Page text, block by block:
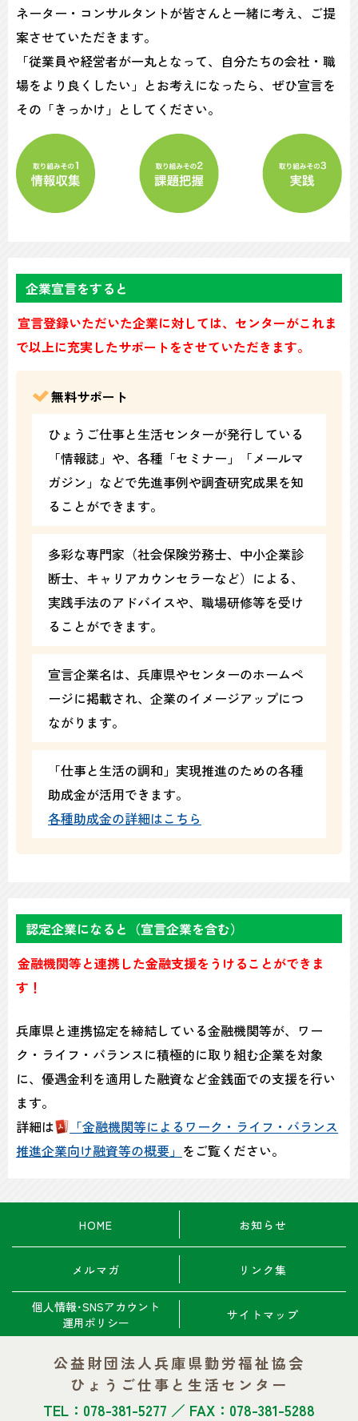
ネーター・コンサルタントが皆さんと一緒に考え、ご提
案させていただきます。
「従業員や経営者が一丸となって、自分たちの会社・職
場をより良くしたい」とお考えになったら、ぜひ宣言を
その「きっかけ」としてください。
企業宣言をすると
宣言登録いただいた企業に対しては、センターがこれま
で以上に充実したサポートをさせていただきます。
無料サポート
ひょうご仕事と生活センターが発行している
「情報誌」や、各種「セミナー」「メールマ
ガジン」などで先進事例や調査研究成果を知
ることができます。
多彩な専門家（社会保険労務士、中小企業診
断士、キャリアカウンセラーなど）による、
実践手法のアドバイスや、職場研修等を受け
ることができます。
宣言企業名は、兵庫県やセンターのホームペ
ージに掲載され、企業のイメージアップにつ
ながります。
「仕事と生活の調和」実現推進のための各種
助成金が活用できます。
各種助成金の詳細はこちら
認定企業になると（宣言企業を含む）
金融機関等と連携した金融支援をうけることができま
す！
兵庫県と連携協定を締結している金融機関等が、ワー
ク・ライフ・バランスに積極的に取り組む企業を対象
に、優遇金利を適用した融資など金銭面での支援を行い
ます。
詳細は
「金融機関等によるワーク・ライフ・バランス
推進企業向け融資等の概要」 をご覧ください。
HOME お知らせ
メルマガ リンク集
個人情報･SNSアカウント
運用ポリシー
サイトマップ
公益財団法人兵庫県勤労福祉協会
ひょうご仕事と生活センター
TEL：078-381-5277 ／ FAX：078-381-5288